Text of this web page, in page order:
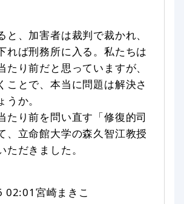
と、加害者は裁判で裁かれ、
れば刑務所に入る。私たちは
たり前だと思っていますが、
ことで、本当に問題は解決さ
か。
たり前を問い直す「修復的司
、立命館大学の森久智江教授
ただきました。
02:01 宮崎まきこ